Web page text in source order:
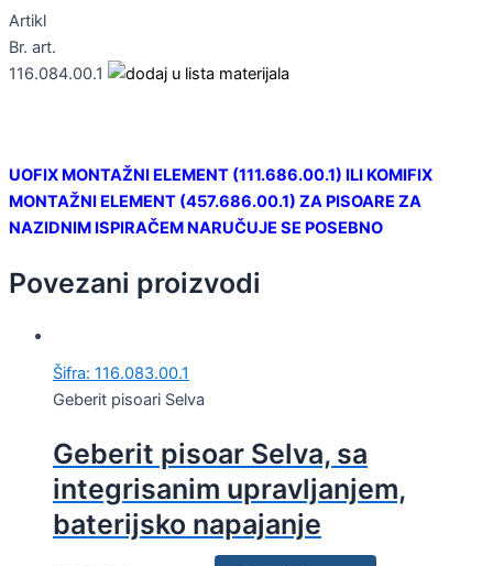
Artikl
Br. art.
116.084.00.1
UOFIX MONTAŽNI ELEMENT (111.686.00.1) ILI KOMIFIX
MONTAŽNI ELEMENT (457.686.00.1) ZA PISOARE ZA
NAZIDNIM ISPIRAČEM NARUČUJE SE POSEBNO
Povezani proizvodi
Šifra: 116.083.00.1
Geberit pisoari Selva
Geberit pisoar Selva, sa
integrisanim upravljanjem,
baterijsko napajanje